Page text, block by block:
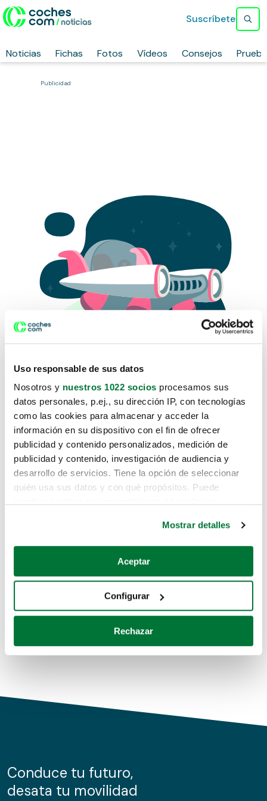
Uso responsable de sus datos
Nosotros y nuestros 1022 socios procesamos sus
datos personales, p.ej., su dirección IP, con tecnologías
como las cookies para almacenar y acceder la
información en su dispositivo con el fin de ofrecer
publicidad y contenido personalizados, medición de
publicidad y contenido, investigación de audiencia y
desarrollo de servicios. Tiene la opción de seleccionar
quién usa sus datos y con qué propósitos. Puede
Si lo permite, también quisiéramos:
Recopilar información sobre su ubicación geográfica
Identificar su dispositivo analizándolo activamente
para buscar características específicas (huellas
Obtenga más información sobre cómo se procesan sus
de cookies.
información sobre el uso que haga del sitio web con
nuestros partners de redes sociales, publicidad y análisis
Mostrar detalles
Aceptar
Configurar
Rechazar
Noticias Fichas Fotos Vídeos Consejos
Suscríbete
Publicidad
Lo sentimos, no sabemos como
te hemos traido hasta aquí.
Pero puedes encontrar el coche que estás
buscando en alguno de estos enlaces:
Coches de segunda mano
Coches de km0
Conduce tu futuro,
desata tu movilidad